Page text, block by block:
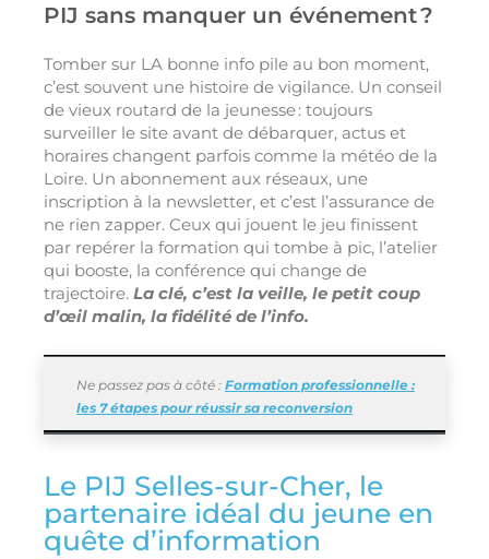
PIJ sans manquer un événement ?
Tomber sur LA bonne info pile au bon moment,
c’est souvent une histoire de vigilance. Un conseil
de vieux routard de la jeunesse : toujours
surveiller le site avant de débarquer, actus et
horaires changent parfois comme la météo de la
Loire. Un abonnement aux réseaux, une
inscription à la newsletter, et c’est l’assurance de
ne rien zapper. Ceux qui jouent le jeu finissent
par repérer la formation qui tombe à pic, l’atelier
qui booste, la conférence qui change de
trajectoire. La clé, c’est la veille, le petit coup
d’œil malin, la fidélité de l’info.
Ne passez pas à côté : Formation professionnelle :
les 7 étapes pour réussir sa reconversion
Le PIJ Selles-sur-Cher, le
partenaire idéal du jeune en
quête d’information